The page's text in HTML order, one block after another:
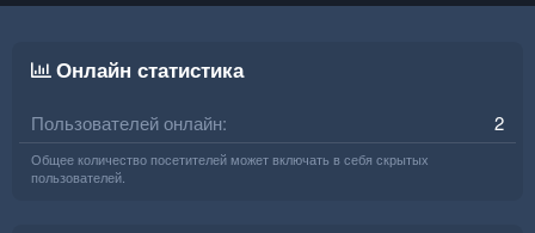
Онлайн статистика
Пользователей онлайн 2
Общее количество посетителей может включать в себя скрытых
пользователей.